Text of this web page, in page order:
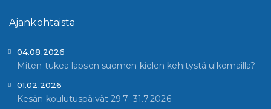
Ajankohtaista
04.08.2026
Miten tukea lapsen suomen kielen kehitystä ulkomailla?
01.02.2026
Kesän koulutuspäivät 29.7.-31.7.2026